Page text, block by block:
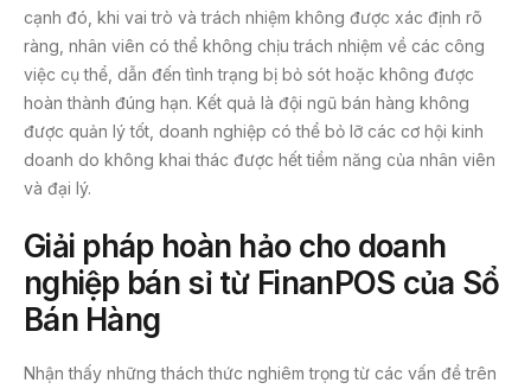
cạnh đó, khi vai trò và trách nhiệm không được xác định rõ
ràng, nhân viên có thể không chịu trách nhiệm về các công
việc cụ thể, dẫn đến tình trạng bị bỏ sót hoặc không được
hoàn thành đúng hạn. Kết quả là đội ngũ bán hàng không
được quản lý tốt, doanh nghiệp có thể bỏ lỡ các cơ hội kinh
doanh do không khai thác được hết tiềm năng của nhân viên
và đại lý.
Giải pháp hoàn hảo cho doanh
nghiệp bán sỉ từ FinanPOS của Sổ
Bán Hàng
Nhận thấy những thách thức nghiêm trọng từ các vấn đề trên